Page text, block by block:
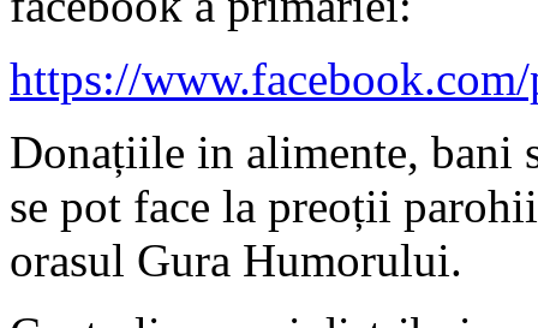
https://
Donațiile in alimente, bani
se pot face la preoții
orasul Gura Humorului.